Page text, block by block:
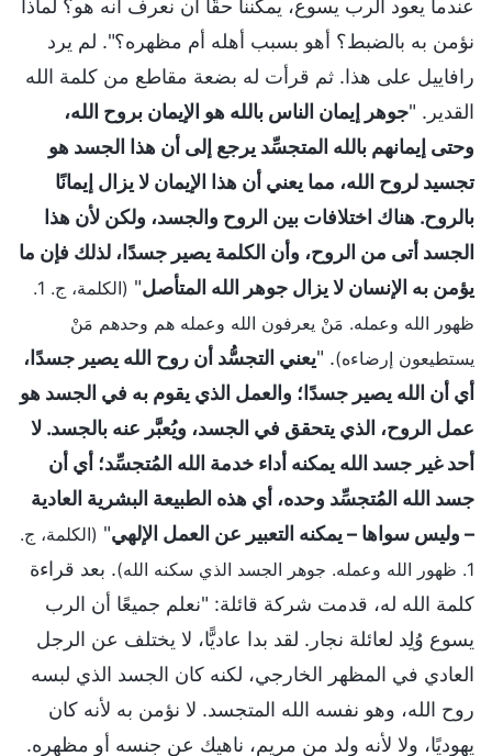
عندما يعود الرب يسوع، يمكننا حقًّا أن نعرف أنه هو؟ لماذا
نؤمن به بالضبط؟ أهو بسبب أهله أم مظهره؟". لم يرد
رافاييل على هذا. ثم قرأت له بضعة مقاطع من كلمة الله
القدير. "جوهر إيمان الناس بالله هو الإيمان بروح الله،
وحتى إيمانهم بالله المتجسِّد يرجع إلى أن هذا الجسد هو
تجسيد لروح الله، مما يعني أن هذا الإيمان لا يزال إيمانًا
بالروح. هناك اختلافات بين الروح والجسد، ولكن لأن هذا
الجسد أتى من الروح، وأن الكلمة يصير جسدًا، لذلك فإن ما
يؤمن به الإنسان لا يزال جوهر الله المتأصل"
(الكلمة، ج. 1.
ظهور الله وعمله. مَنْ يعرفون الله وعمله هم وحدهم مَنْ
يستطيعون إرضاءه). "يعني التجسُّد أن روح الله يصير جسدًا،
أي أن الله يصير جسدًا؛ والعمل الذي يقوم به في الجسد هو
عمل الروح، الذي يتحقق في الجسد، ويُعبَّر عنه بالجسد. لا
أحد غير جسد الله يمكنه أداء خدمة الله المُتجسِّد؛ أي أن
جسد الله المُتجسِّد وحده، أي هذه الطبيعة البشرية العادية
– وليس سواها – يمكنه التعبير عن العمل الإلهي" (الكلمة، ج.
1. ظهور الله وعمله. جوهر الجسد الذي سكنه الله)
. بعد قراءة
كلمة الله له، قدمت شركة قائلة: "نعلم جميعًا أن الرب
يسوع وُلِد لعائلة نجار. لقد بدا عاديًّا، لا يختلف عن الرجل
العادي في المظهر الخارجي، لكنه كان الجسد الذي لبسه
روح الله، وهو نفسه الله المتجسد. لا نؤمن به لأنه كان
يهوديًا، ولا لأنه ولد من مريم، ناهيك عن جنسه أو مظهره.